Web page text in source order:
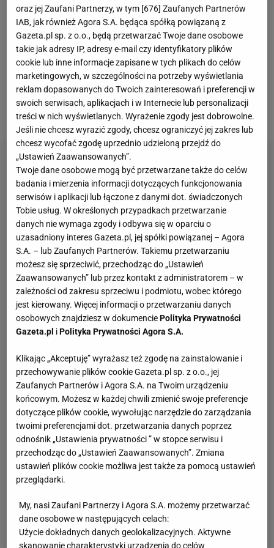
Lewandowskim okazał się zbyt trudny do
wyjaśnienia, przez co teraz szkoleniowiec musi
szukać nowej pracy. Media podały bardzo dużo
szczegółów dotyczących wieczoru, kiedy odebrał on
opaskę kapitana kadry napastnikowi FC Barcelony.
Brakowało jednak konkretnego głosu ze sztabu,
natomiast właśnie takiego się doczekaliśmy.
oraz jej Zaufani Partnerzy, w tym [676] Zaufanych Partnerów
IAB, jak również Agora S.A. będąca spółką powiązaną z
Gazeta.pl sp. z o.o., będą przetwarzać Twoje dane osobowe
takie jak adresy IP, adresy e-mail czy identyfikatory plików
cookie lub inne informacje zapisane w tych plikach do celów
marketingowych, w szczególności na potrzeby wyświetlania
reklam dopasowanych do Twoich zainteresowań i preferencji w
swoich serwisach, aplikacjach i w Internecie lub personalizacji
treści w nich wyświetlanych. Wyrażenie zgody jest dobrowolne.
Jeśli nie chcesz wyrazić zgody, chcesz ograniczyć jej zakres lub
chcesz wycofać zgodę uprzednio udzieloną przejdź do
„Ustawień Zaawansowanych”.
Twoje dane osobowe mogą być przetwarzane także do celów
badania i mierzenia informacji dotyczących funkcjonowania
serwisów i aplikacji lub łączone z danymi dot. świadczonych
Tobie usług. W określonych przypadkach przetwarzanie
danych nie wymaga zgody i odbywa się w oparciu o
uzasadniony interes Gazeta.pl, jej spółki powiązanej – Agora
S.A. – lub Zaufanych Partnerów. Takiemu przetwarzaniu
możesz się sprzeciwić, przechodząc do „Ustawień
Zaawansowanych” lub przez kontakt z administratorem – w
zależności od zakresu sprzeciwu i podmiotu, wobec którego
jest kierowany. Więcej informacji o przetwarzaniu danych
osobowych znajdziesz w dokumenciePolityka Prywatności
Gazeta.pl iPolityka Prywatności Agora S.A.
Klikając „Akceptuję” wyrażasz też zgodę na zainstalowanie i
przechowywanie plików cookie Gazeta.pl sp. z o.o., jej
Zaufanych Partnerów i Agora S.A. na Twoim urządzeniu
końcowym. Możesz w każdej chwili zmienić swoje preferencje
dotyczące plików cookie, wywołując narzędzie do zarządzania
twoimi preferencjami dot. przetwarzania danych poprzez
odnośnik „Ustawienia prywatności ” w stopce serwisu i
przechodząc do „Ustawień Zaawansowanych”. Zmiana
ustawień plików cookie możliwa jest także za pomocą ustawień
przeglądarki.
My, nasi Zaufani Partnerzy i Agora S.A. możemy przetwarzać
dane osobowe w następujących celach:
Użycie dokładnych danych geolokalizacyjnych. Aktywne
skanowanie charakterystyki urządzenia do celów